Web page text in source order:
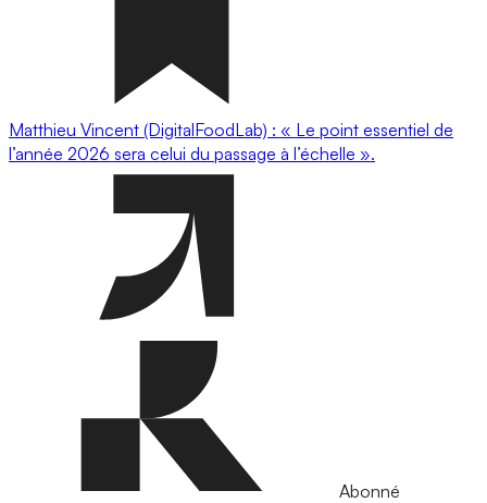
Matthieu Vincent (DigitalFoodLab) : « Le point essentiel de
l’année 2026 sera celui du passage à l’échelle ».
Abonné